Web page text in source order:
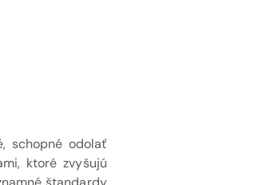
schopné odolať
ktoré zvyšujú